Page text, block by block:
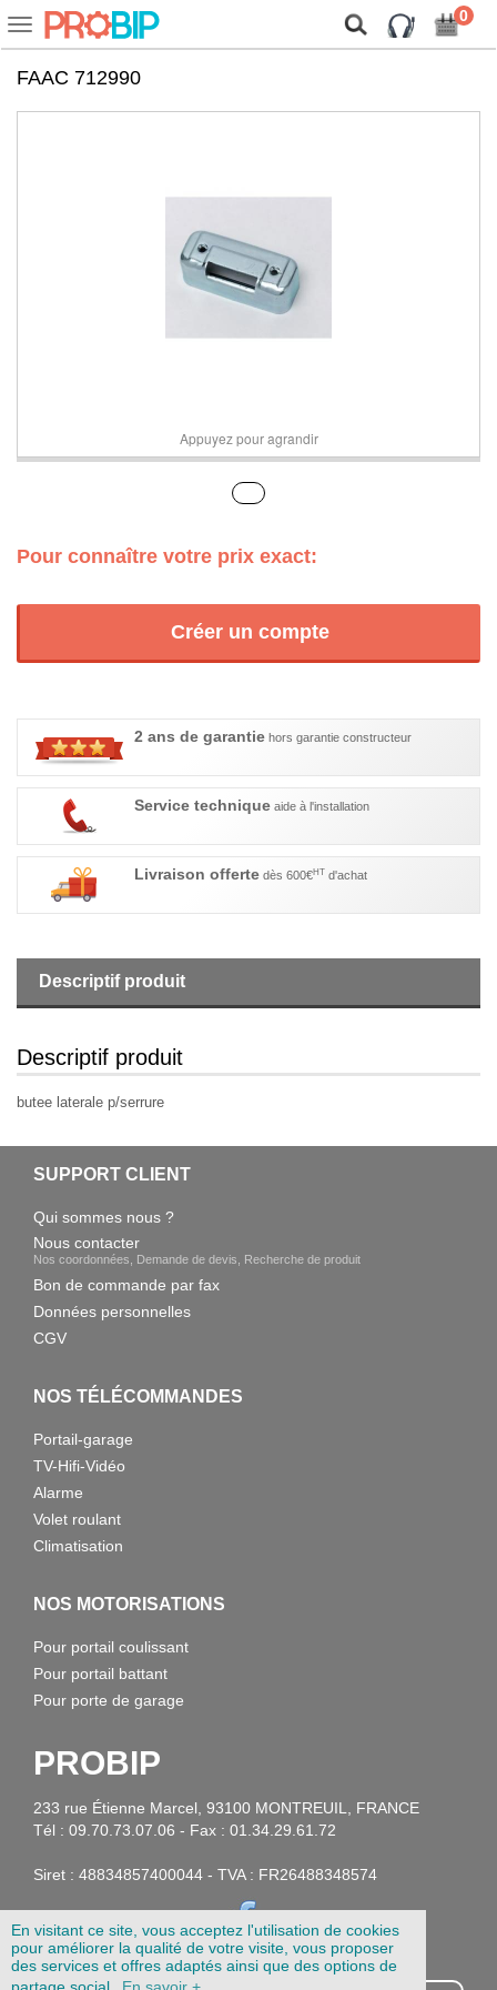
En visitant ce site, vous acceptez l'utilisation de cookies
pour améliorer la qualité de votre visite, vous proposer
des services et offres adaptés ainsi que des options de
partage social.
En savoir +
Voir
ou
cacher
navigation
0
FAAC 712990
Appuyez pour agrandir
Pour connaître votre prix exact:
Créer un compte
2 ans de garantie hors garantie constructeur
Service technique aide à l'installation
Livraison offerte dès 600€HT d'achat
Descriptif produit
Descriptif produit
butee laterale p/serrure
SUPPORT CLIENT
Qui sommes nous ?
Nous contacter
Nos coordonnées, Demande de devis, Recherche de produit
Bon de commande par fax
Données personnelles
CGV
NOS TÉLÉCOMMANDES
Portail-garage
TV-Hifi-Vidéo
Alarme
Volet roulant
Climatisation
NOS MOTORISATIONS
Pour portail coulissant
Pour portail battant
Pour porte de garage
PROBIP
233 rue Étienne Marcel, 93100 MONTREUIL, FRANCE
Tél : 09.70.73.07.06 - Fax : 01.34.29.61.72
Siret : 48834857400044 - TVA : FR26488348574
On vous présente nos cookies !